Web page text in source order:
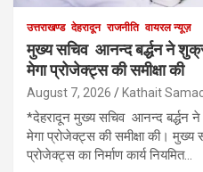
उत्तराखण्ड देहरादून राजनीति वायरल न्यूज़
मुख्य सचिव आनन्द बर्द्धन ने
मेगा प्रोजेक्ट्स की समीक्षा की
August 7, 2026 Kathait
*देहरादून मुख्य सचिव आनन्द बर्द्धन
मेगा प्रोजेक्ट्स की समीक्षा की।
प्रोजेक्ट्स का निर्माण कार्य नियमित…